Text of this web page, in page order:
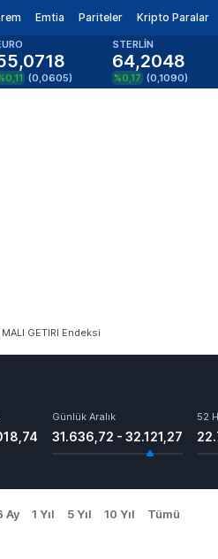
Emtia Pariteler Kripto Paralar
(0,0605)
STERLİN
64,2048
%0,17 (0,1090)
GETIRI Endeksi
Günlük Aralık
31.636,72 - 32.121,27
52
Ay 1 Yıl 5 Yıl 10 Yıl Tümü